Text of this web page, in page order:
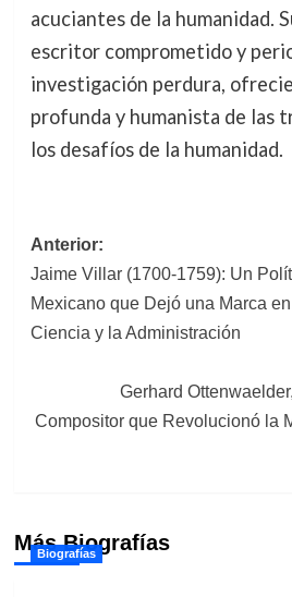
acuciantes de la humanidad.
escritor comprometido y
investigación perdura,
profunda y humanista de las
los desafíos de la humanidad.
Navegación
de
entradas
Anterior:
Jaime Villar (1700-1759): Un
Mexicano que Dejó una Marca
Ciencia y la Administración
Gerhard
Compositor que Revolucionó la
Más Biografías
Biografías